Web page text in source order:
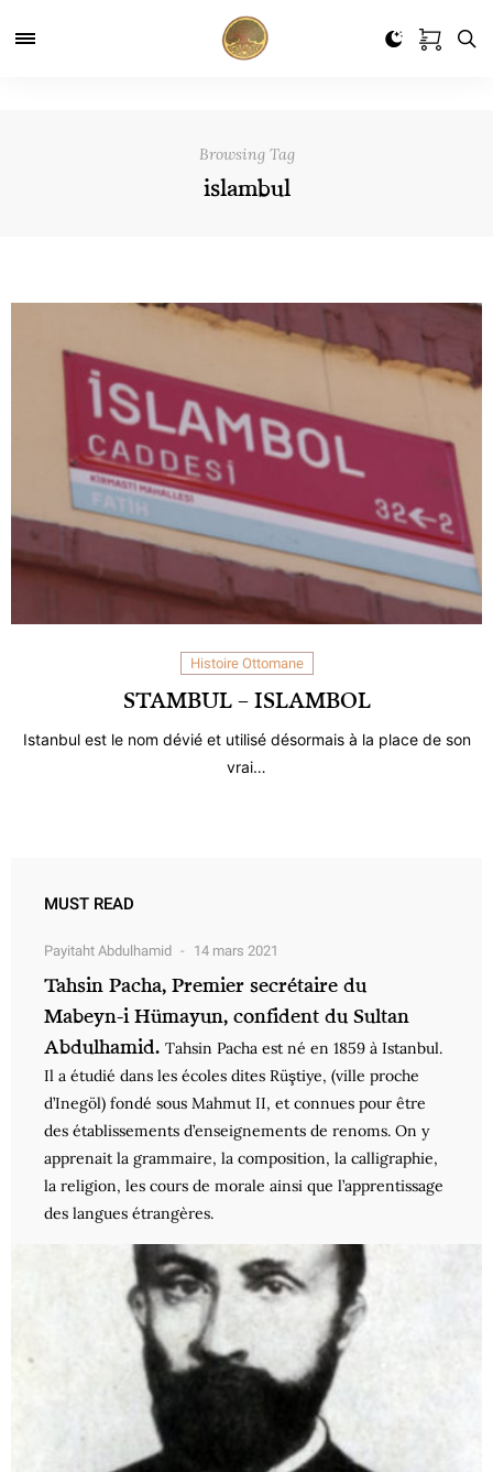
Browsing Tag
islambul
Histoire Ottomane
STAMBUL – ISLAMBOL
Istanbul est le nom dévié et utilisé désormais à la place de son
vrai…
MUST READ
Payitaht Abdulhamid 14 mars 2021
Tahsin Pacha, Premier secrétaire du
Mabeyn-i Hümayun, confident du Sultan
Abdulhamid. Tahsin Pacha est né en 1859 à Istanbul.
Il a étudié dans les écoles dites Rüştiye, (ville proche
d’Inegöl) fondé sous Mahmut II, et connues pour être
des établissements d’enseignements de renoms. On y
apprenait la grammaire, la composition, la calligraphie,
la religion, les cours de morale ainsi que l’apprentissage
des langues étrangères.